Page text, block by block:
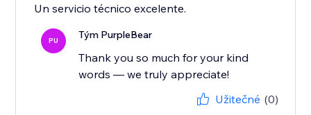
Un servicio técnico excelente.
PU Tým PurpleBear
Thank you so much for your kind
words — we truly appreciate!
Užitečné (0)